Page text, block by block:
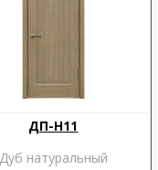
ДП-Н11
Дуб натуральный